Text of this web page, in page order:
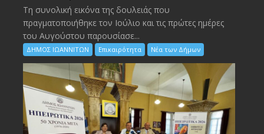
Τη συνολική εικόνα της δουλειάς που
πραγματοποιήθηκε τον Ιούλιο και τις πρώτες ημέρες
του Αυγούστου παρουσίασε...
ΔΗΜΟΣ ΙΩΑΝΝΙΤΩΝ Επικαιρότητα Νέα των Δήμων